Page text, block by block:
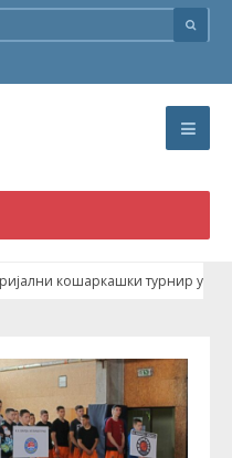
кошаркашки турнир у